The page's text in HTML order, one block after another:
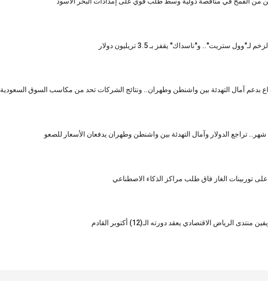
ستريت".. و"ناسداك" يقفز بـ 3.5 تريليون دولار
بدعم آمال التهدئة بين واشنطن وطهران.. ونتائج الشركات تحد من مكاسب السوق السعودية
تراجع الدولار وآمال التهدئة بين واشنطن وطهران يدفعان الأسعار للصعو
الغاز فاق طلب مراكز الذكاء الاصطناعي
الرياض الاقتصادي يعقد دورته الـ(12) أكتوبر القادم